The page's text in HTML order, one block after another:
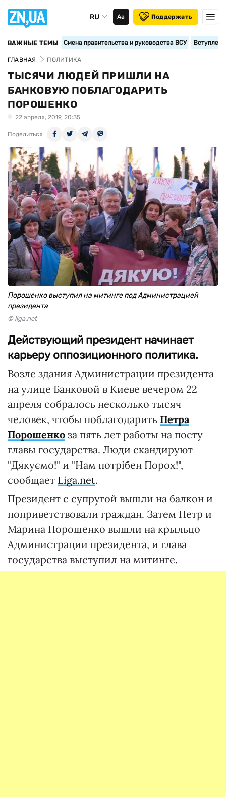
RU Аа Поддержать
ВАЖНЫЕ ТЕМЫ Смена правительства и руководства ВСУ
ГЛАВНАЯ ПОЛИТИКА
ТЫСЯЧИ ЛЮДЕЙ ПРИШЛИ НА
БАНКОВУЮ ПОБЛАГОДАРИТЬ
ПОРОШЕНКО
22 апреля, 2019, 20:35
Поделиться
Порошенко выступил на митинге под Администрацией
президента
© liga.net
Действующий президент начинает
карьеру оппозиционного политика.
Возле здания Администрации президента
на улице Банковой в Киеве вечером 22
апреля собралось несколько тысяч
человек, чтобы поблагодарить Петра
Порошенко за пять лет работы на посту
главы государства. Люди скандируют
"Дякуємо!" и "Нам потрібен Порох!",
сообщает Liga.net.
Президент с супругой вышли на балкон и
поприветствовали граждан. Затем Петр и
Марина Порошенко вышли на крыльцо
Администрации президента, и глава
государства выступил на митинге.